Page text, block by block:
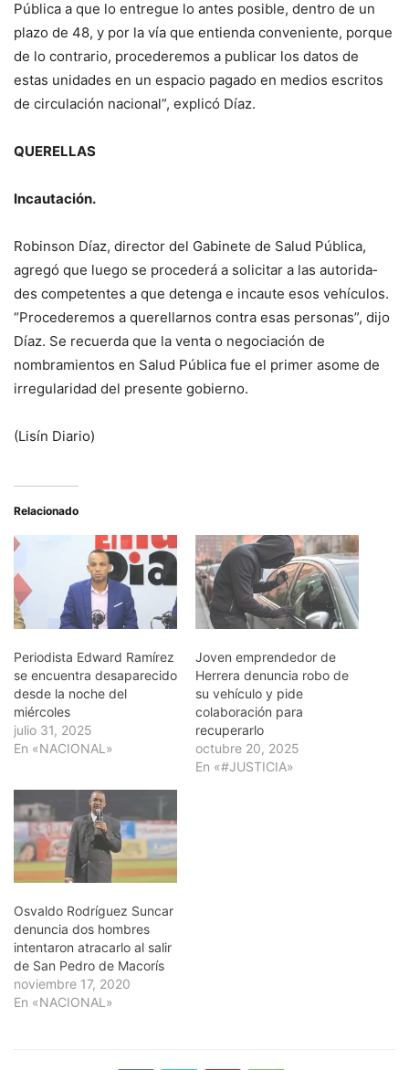
Pública a que lo entregue lo antes posi­ble, dentro de un
plazo de 48, y por la vía que entien­da conveniente, porque
de lo contrario, procederemos a publicar los datos de
estas unidades en un espacio pa­gado en medios escritos
de circulación nacional”, expli­có Díaz.
QUERELLAS
Incautación.
Robinson Díaz, direc­tor del Gabinete de Sa­lud Pública,
agregó que luego se procederá a so­licitar a las autorida­
des competentes a que detenga e incaute esos vehículos.
“Procedere­mos a querellarnos con­tra esas personas”, dijo
Díaz. Se recuerda que la venta o negociación de
nombramientos en Sa­lud Pública fue el primer asome de
irregularidad del presente gobierno.
(Lisín Diario)
Relacionado
Periodista Edward Ramírez
se encuentra desaparecido
desde la noche del
miércoles
julio 31, 2025
En «NACIONAL»
Joven emprendedor de
Herrera denuncia robo de
su vehículo y pide
colaboración para
recuperarlo
octubre 20, 2025
En «#JUSTICIA»
Osvaldo Rodríguez Suncar
denuncia dos hombres
intentaron atracarlo al salir
de San Pedro de Macorís
noviembre 17, 2020
En «NACIONAL»